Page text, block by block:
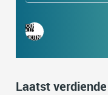
Laatst